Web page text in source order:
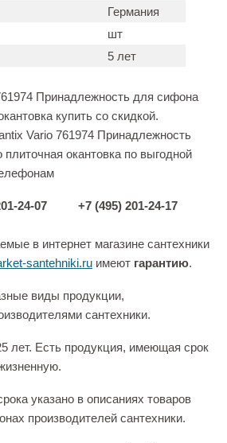
Германия
шт
5 лет
Принадлежность для сифона
купить со скидкой.
Vario 761974 Принадлежность
окантовка по выгодной
24-07 +7 (495) 201-24-17
в интернет магазине сантехники
santehniki.ru имеют гарантию.
виды продукции,
сантехники.
лет. Есть продукция, имеющая срок
указано в описаниях товаров
производителей сантехники.